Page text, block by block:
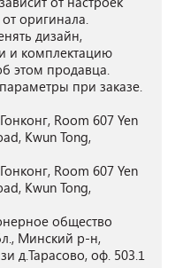
оригинала.
дизайн,
и комплектацию
этом продавца.
при заказе.
Room 607 Yen
Kwun Tong,
Room 607 Yen
Kwun Tong,
общество
Минский р-н,
д.Тарасово, оф. 503.1